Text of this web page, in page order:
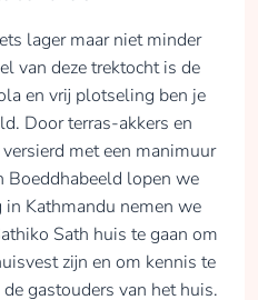
lager maar niet minder
van deze trektocht is de
en vrij plotseling ben je
Door terras-akkers en
met een manimuur
Boeddhabeeld lopen we
in Kathmandu nemen we
Sath huis te gaan om
zijn en om kennis te
gastouders van het huis.